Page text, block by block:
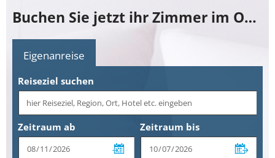
Buchen Sie jetzt ihr Zimmer im Ochsenwirt
Eigenanreise
Reiseziel suchen
Zeitraum ab Zeitraum bis